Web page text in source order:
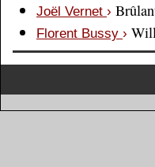
Joël Vernet ›
Florent Bussy ›